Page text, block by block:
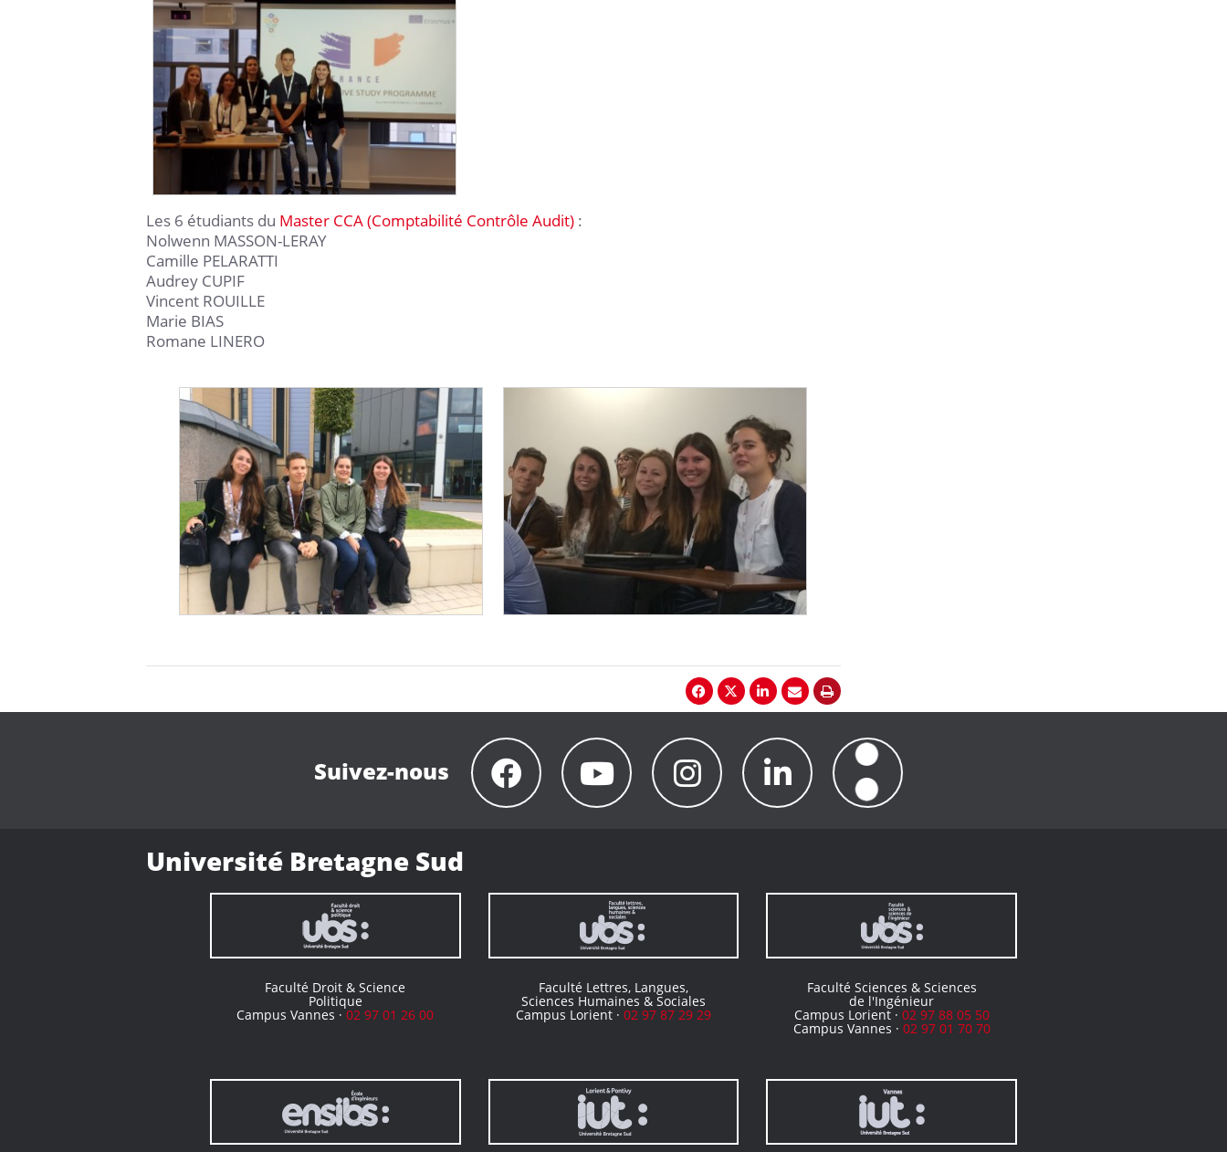
Les 6 étudiants du Master CCA (Comptabilité Contrôle Audit) :
Nolwenn MASSON-LERAY
Camille PELARATTI
Audrey CUPIF
Vincent ROUILLE
Marie BIAS
Romane LINERO
Suivez-nous
Université Bretagne Sud
Faculté Droit & Science
Politique
Campus Vannes ·02 97 01 26 00
Faculté Lettres, Langues,
Sciences Humaines & Sociales
Campus Lorient · 02 97 87 29 29
Faculté Sciences & Sciences
de l'Ingénieur
Campus Lorient · 02 97 88 05 50
Campus Vannes · 02 97 01 70 70